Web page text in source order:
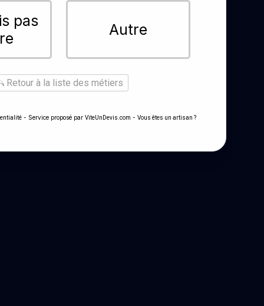
pas
Autre
Retour à la liste des métiers
- Service proposé par ViteUnDevis.com - Vous êtes un artisan ?